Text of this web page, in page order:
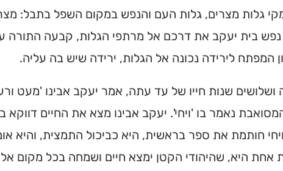
גלות מצרים, גלות העם והנפש במקום השפל בתבל:
בית יעקב את דרכם אל מרתפי הגלות, קבעה התורה
המפתח לירידה נכונה אל הגלות, ירידה שיש בה עליה.
שנות חייו של עד עתה, אמר יעקב אבינו 'מעט
נאמר בו 'ויחי'. יעקב אבינו מצא את החיים דווקא
חותמת את ספר בראשית, היא כביכול התמצית, והיא
אחת היא, שהיהודי הקטן ימצא חיים ושמחה בכל מקום
כנסת או
זמני תפילות, שיעורי
הגעה בלחיצת כפתור.